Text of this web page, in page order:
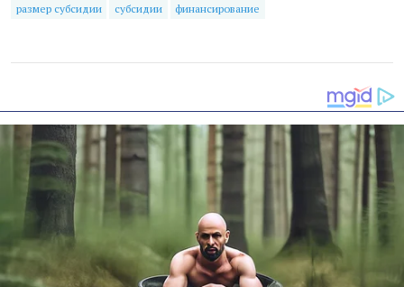
размер субсидии субсидии финансирование